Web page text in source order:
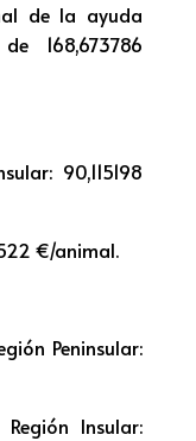
de la ayuda
168,673786
90,115198
€/animal.
Peninsular:
Insular: